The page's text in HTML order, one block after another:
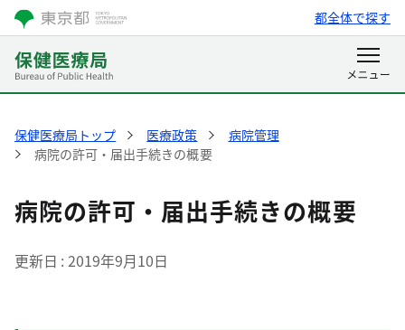
都全体で探す
保健医療局トップ 医療政策
病院管理
病院の許可・届出手続きの概要
病院の許可・届出手続きの概要
更新日 2019年9月10日